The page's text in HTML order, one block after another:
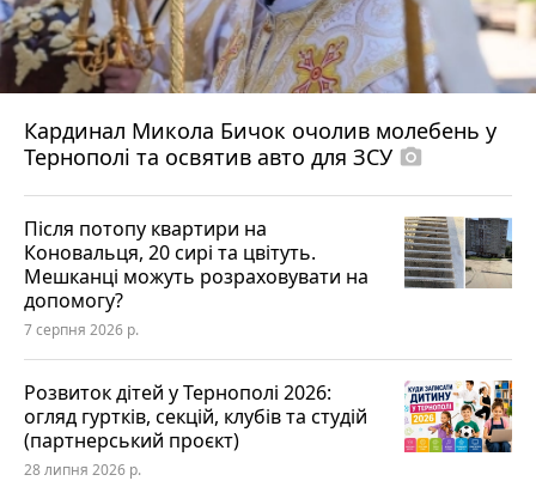
Кардинал Микола Бичок очолив молебень у
Тернополі та освятив авто для ЗСУ photo_camera
Після потопу квартири на
Коновальця, 20 сирі та цвітуть.
Мешканці можуть розраховувати на
допомогу?
7 серпня 2026 р.
Розвиток дітей у Тернополі 2026:
огляд гуртків, секцій, клубів та студій
(партнерський проєкт)
28 липня 2026 р.